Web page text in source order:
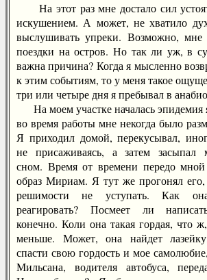
На этот раз мне достало сил
искушением. А может, не хватило
выслушивать упреки. Возможно, мне
поездки на остров. Но так ли уж, в
важна причина? Когда я мысленно
к этим событиям, то у меня такое
три или четыре дня я пребывал в
На моем участке началась эпидемия
во время работы мне некогда было
Я приходил домой, перекусывал,
не присаживаясь, а затем засыпал
сном. Время от времени передо мной
образ Мириам. Я тут же прогонял
решимости не уступать. Как
реагировать? Посмеет ли
конечно. Коли она такая гордая, что
меньше. Может, она найдет
спасти свою гордость и мое
Мильсана, водителя автобуса,